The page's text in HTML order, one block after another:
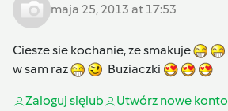
maja 25, 2013 at 17:53
Ciesze sie kochanie, ze smakuje
w sam raz
Buziaczki
Zaloguj sięlub Utwórz nowe konto